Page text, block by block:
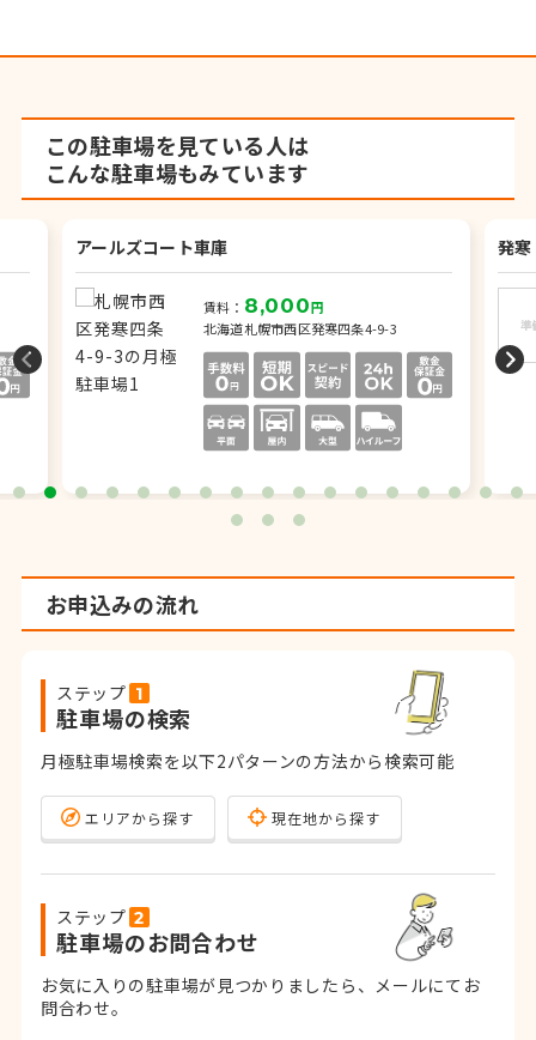
この駐車場を見ている人は
こんな駐車場もみています
アールズコート車庫
賃料： 8,000円
北海道札幌市西区発寒四条4-9-3
発
お申込みの流れ
ステップ
駐車場の検索
月極駐車場検索を以下2パターンの方法から検索可能
エリアから探す 現在地から探す
ステップ
駐車場のお問合わせ
お気に入りの駐車場が見つかりましたら、メールにてお
問合わせ。